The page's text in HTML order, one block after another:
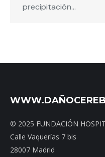
precipitación…
© 2025 FUNDACIÓN
Calle Vaquerías 7 bis
28007 Madrid